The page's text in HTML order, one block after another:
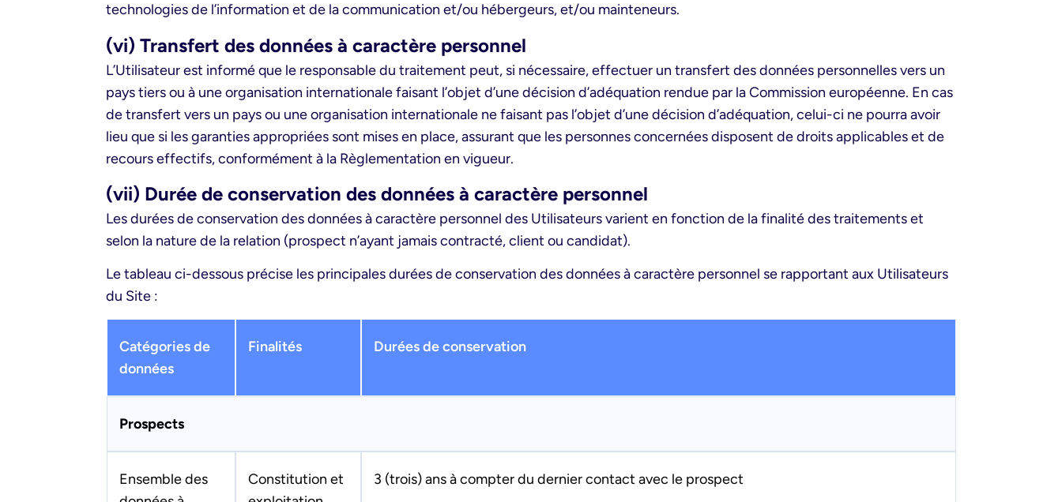
technologies de l’information et de la communication et/ou hébergeurs, et/ou mainteneurs.
(vi) Transfert des données à caractère personnel
L’Utilisateur est informé que le responsable du traitement peut, si nécessaire, effectuer un transfert des données personnelles vers un
pays tiers ou à une organisation internationale faisant l’objet d’une décision d’adéquation rendue par la Commission européenne. En cas
de transfert vers un pays ou une organisation internationale ne faisant pas l’objet d’une décision d’adéquation, celui-ci ne pourra avoir
lieu que si les garanties appropriées sont mises en place, assurant que les personnes concernées disposent de droits applicables et de
recours effectifs, conformément à la Règlementation en vigueur.
(vii) Durée de conservation des données à caractère personnel
Les durées de conservation des données à caractère personnel des Utilisateurs varient en fonction de la finalité des traitements et
selon la nature de la relation (prospect n’ayant jamais contracté, client ou candidat).
Le tableau ci-dessous précise les principales durées de conservation des données à caractère personnel se rapportant aux Utilisateurs
du Site :
Catégories de
données
Finalités Durées de conservation
Prospects
Ensemble des
Constitution et
3 (trois) ans à compter du dernier contact avec le prospect